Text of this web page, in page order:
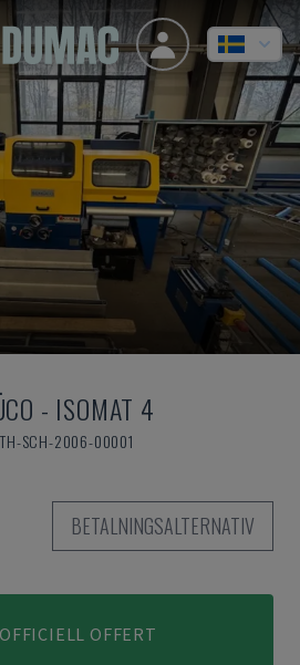
- ISOMAT 4
SCH-2006-00001
BETALNINGSALTERNATIV
OFFERT